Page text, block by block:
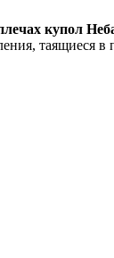
купол
таящиеся в